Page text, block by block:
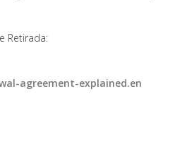
Retirada:
agreement-explained.en